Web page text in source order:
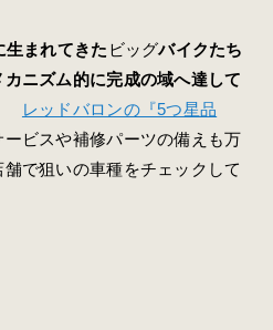
生まれてきた ビッグバイクたち
カニズム的に完成の域へ達して
レッドバロンの『5つ星品
ービスや補修パーツの備えも万
で狙いの車種をチェックして